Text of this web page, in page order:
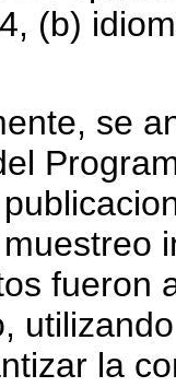
(b)
se
fueron
la